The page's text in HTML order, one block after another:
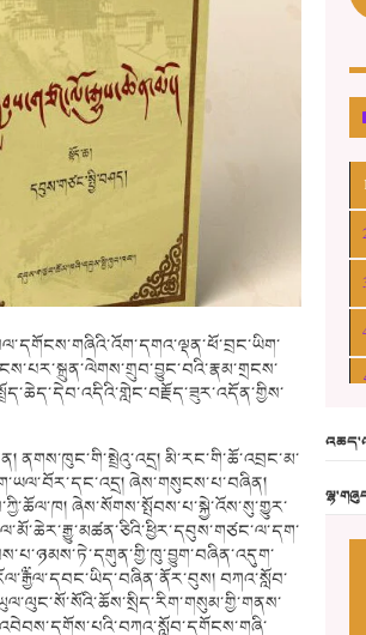
ནགས་ཁུང་གི་སྤྲེའུ་འདྲ། མི་རང་གི་ཆོ་འབྲང་མ་
ཞེས་གསུངས་པ་བཞིན།
ཞེས་སོགས་སྤོབས་པ་སྐྱེ་འོས་སུ་གྱུར་
བཀའ་སློབ་